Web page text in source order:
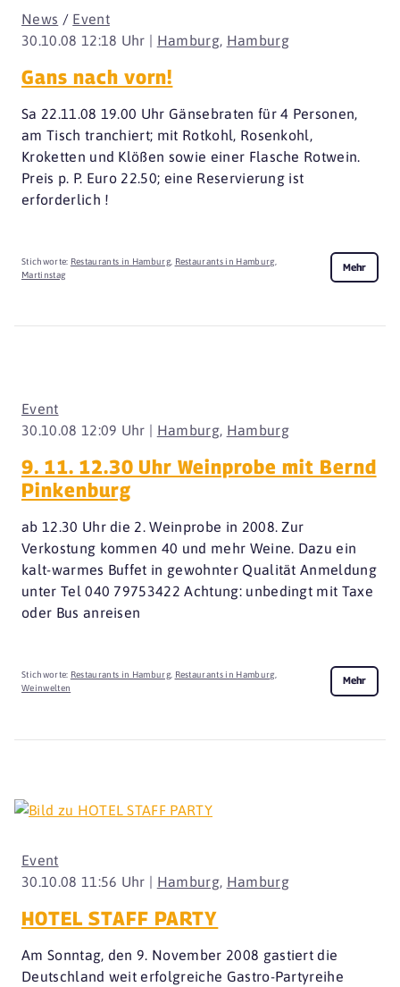
30.10.08 12:18 Uhr | Hamburg, Hamburg
News / Event
Gans nach vorn!
Sa 22.11.08 19.00 Uhr Gänsebraten für 4 Personen,
am Tisch tranchiert; mit Rotkohl, Rosenkohl,
Kroketten und Klößen sowie einer Flasche Rotwein.
Preis p. P. Euro 22.50; eine Reservierung ist
erforderlich !
Stichworte: Restaurants in Hamburg, Restaurants in Hamburg
Martinstag
Mehr
30.10.08 12:09 Uhr | Hamburg, Hamburg
Event
9. 11. 12.30 Uhr Weinprobe mit Bernd
Pinkenburg
ab 12.30 Uhr die 2. Weinprobe in 2008. Zur
Verkostung kommen 40 und mehr Weine. Dazu ein
kalt-warmes Buffet in gewohnter Qualität Anmeldung
unter Tel 040 79753422 Achtung: unbedingt mit Taxe
oder Bus anreisen
Stichworte: Restaurants in Hamburg, Restaurants in Hamburg
Weinwelten
Mehr
30.10.08 11:56 Uhr | Hamburg, Hamburg
Event
HOTEL STAFF PARTY
Am Sonntag, den 9. November 2008 gastiert die
Deutschland weit erfolgreiche Gastro-Partyreihe